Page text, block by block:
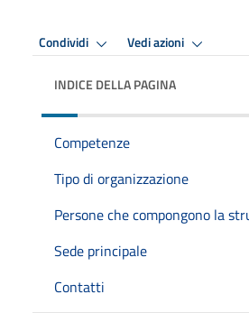
Condividi Vedi azioni
INDICE DELLA PAGINA
Competenze
Tipo di organizzazione
Persone che compongono la
Sede principale
Contatti